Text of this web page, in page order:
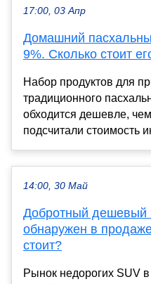
17:00, 03 Апр
Домашний
9%. Сколько стоит
Набор продуктов для
традиционного
обходится дешевле,
подсчитали стоимость
14:00, 30 Май
Добротный дешевый
обнаружен в
стоит?
Рынок недорогих SUV